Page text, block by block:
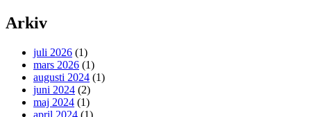
Arkiv
juli 2026 (1)
mars 2026 (1)
augusti 2024 (1)
juni 2024 (2)
maj 2024 (1)
april 2024 (1)